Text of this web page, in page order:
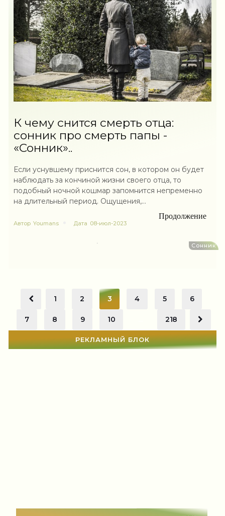
К чему снится смерть отца:
сонник про смерть папы -
«Сонник»..
Если уснувшему приснится сон, в котором он будет
наблюдать за кончиной жизни своего отца, то
подобный ночной кошмар запомнится непременно
на длительный период. Ощущения,...
Продолжение
Автор Youmans Дата 08-июл-2023
Сонник
1 2 3 4 5 6
7 8 9 10 218
РЕКЛАМНЫЙ БЛОК